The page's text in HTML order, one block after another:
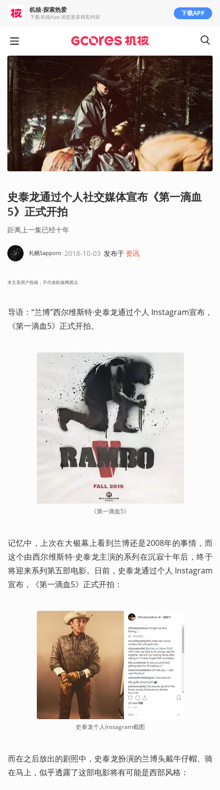
史泰龙通过个人社交媒体宣布《第一滴血
5》正式开拍
距离上一集已经十年
札幌Sapporo 2018-10-03 发布于 资讯
本文系用户投稿，不代表机核网观点
导语：“兰博”西尔维斯特·史泰龙通过个人 Instagram宣布，
《第一滴血5》正式开拍。
《第一滴血5》
记忆中，上次在大银幕上看到兰博还是2008年的事情，而
这个由西尔维斯特·史泰龙主演的系列在沉寂十年后，终于
将迎来系列第五部电影。日前，史泰龙通过个人 Instagram
宣布，《第一滴血5》正式开拍：
史泰龙个人Instagram截图
而在之后放出的剧照中，史泰龙扮演的兰博头戴牛仔帽、骑
在马上，似乎透露了这部电影将有可能是西部风格：
机核-探索热爱
下载 机核App 浏览更多精彩内容 下载APP